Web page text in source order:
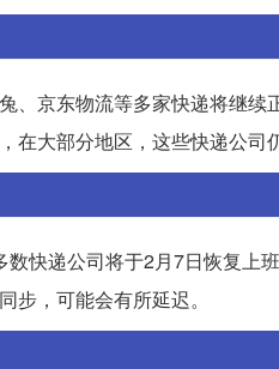
京东物流等多家快递将继续
大部分地区，这些快递公司
快递公司将于2月7日恢复上
，可能会有所延迟。